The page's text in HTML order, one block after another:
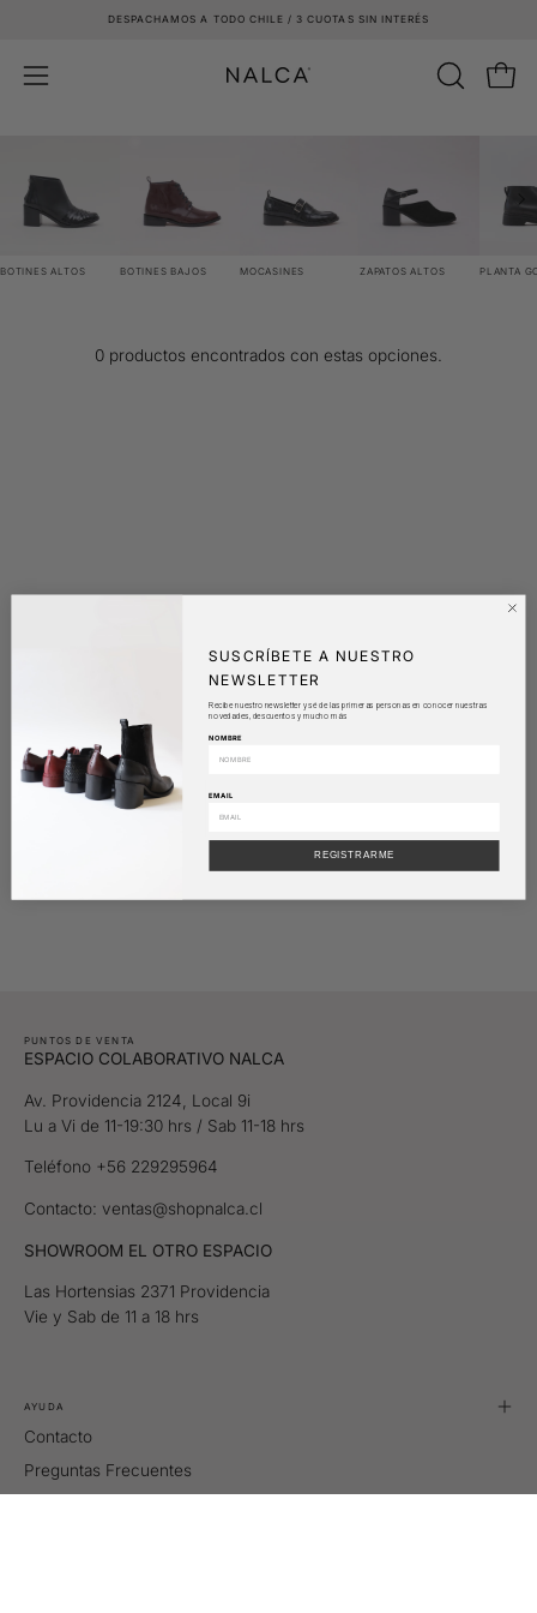
contenido
DESPACHAMOS A TODO CHILE / 3 CUOTAS SIN INTERÉS
Abrir
navegación
ABRIR
BOTINES ALTOS BOTINES BAJOS MOCASINES ZAPATOS ALTOS PLANTA
0 productos encontrados con estas opciones.
PUNTOS DE VENTA
ESPACIO COLABORATIVO NALCA
Av. Providencia 2124, Local 9i
Lu a Vi de 11-19:30 hrs / Sab 11-18 hrs
Teléfono +56 229295964
Contacto: ventas@shopnalca.cl
SHOWROOM EL OTRO ESPACIO
Las Hortensias 2371 Providencia
Vie y Sab de 11 a 18 hrs
AYUDA
Contacto
Preguntas Frecuentes
SUSCRÍBETE A NUESTRO
NEWSLETTER
Recibe nuestro newsletter y sé de las primeras personas en conocer nuestras
novedades, descuentos y mucho más
NOMBRE
EMAIL
REGISTRARME